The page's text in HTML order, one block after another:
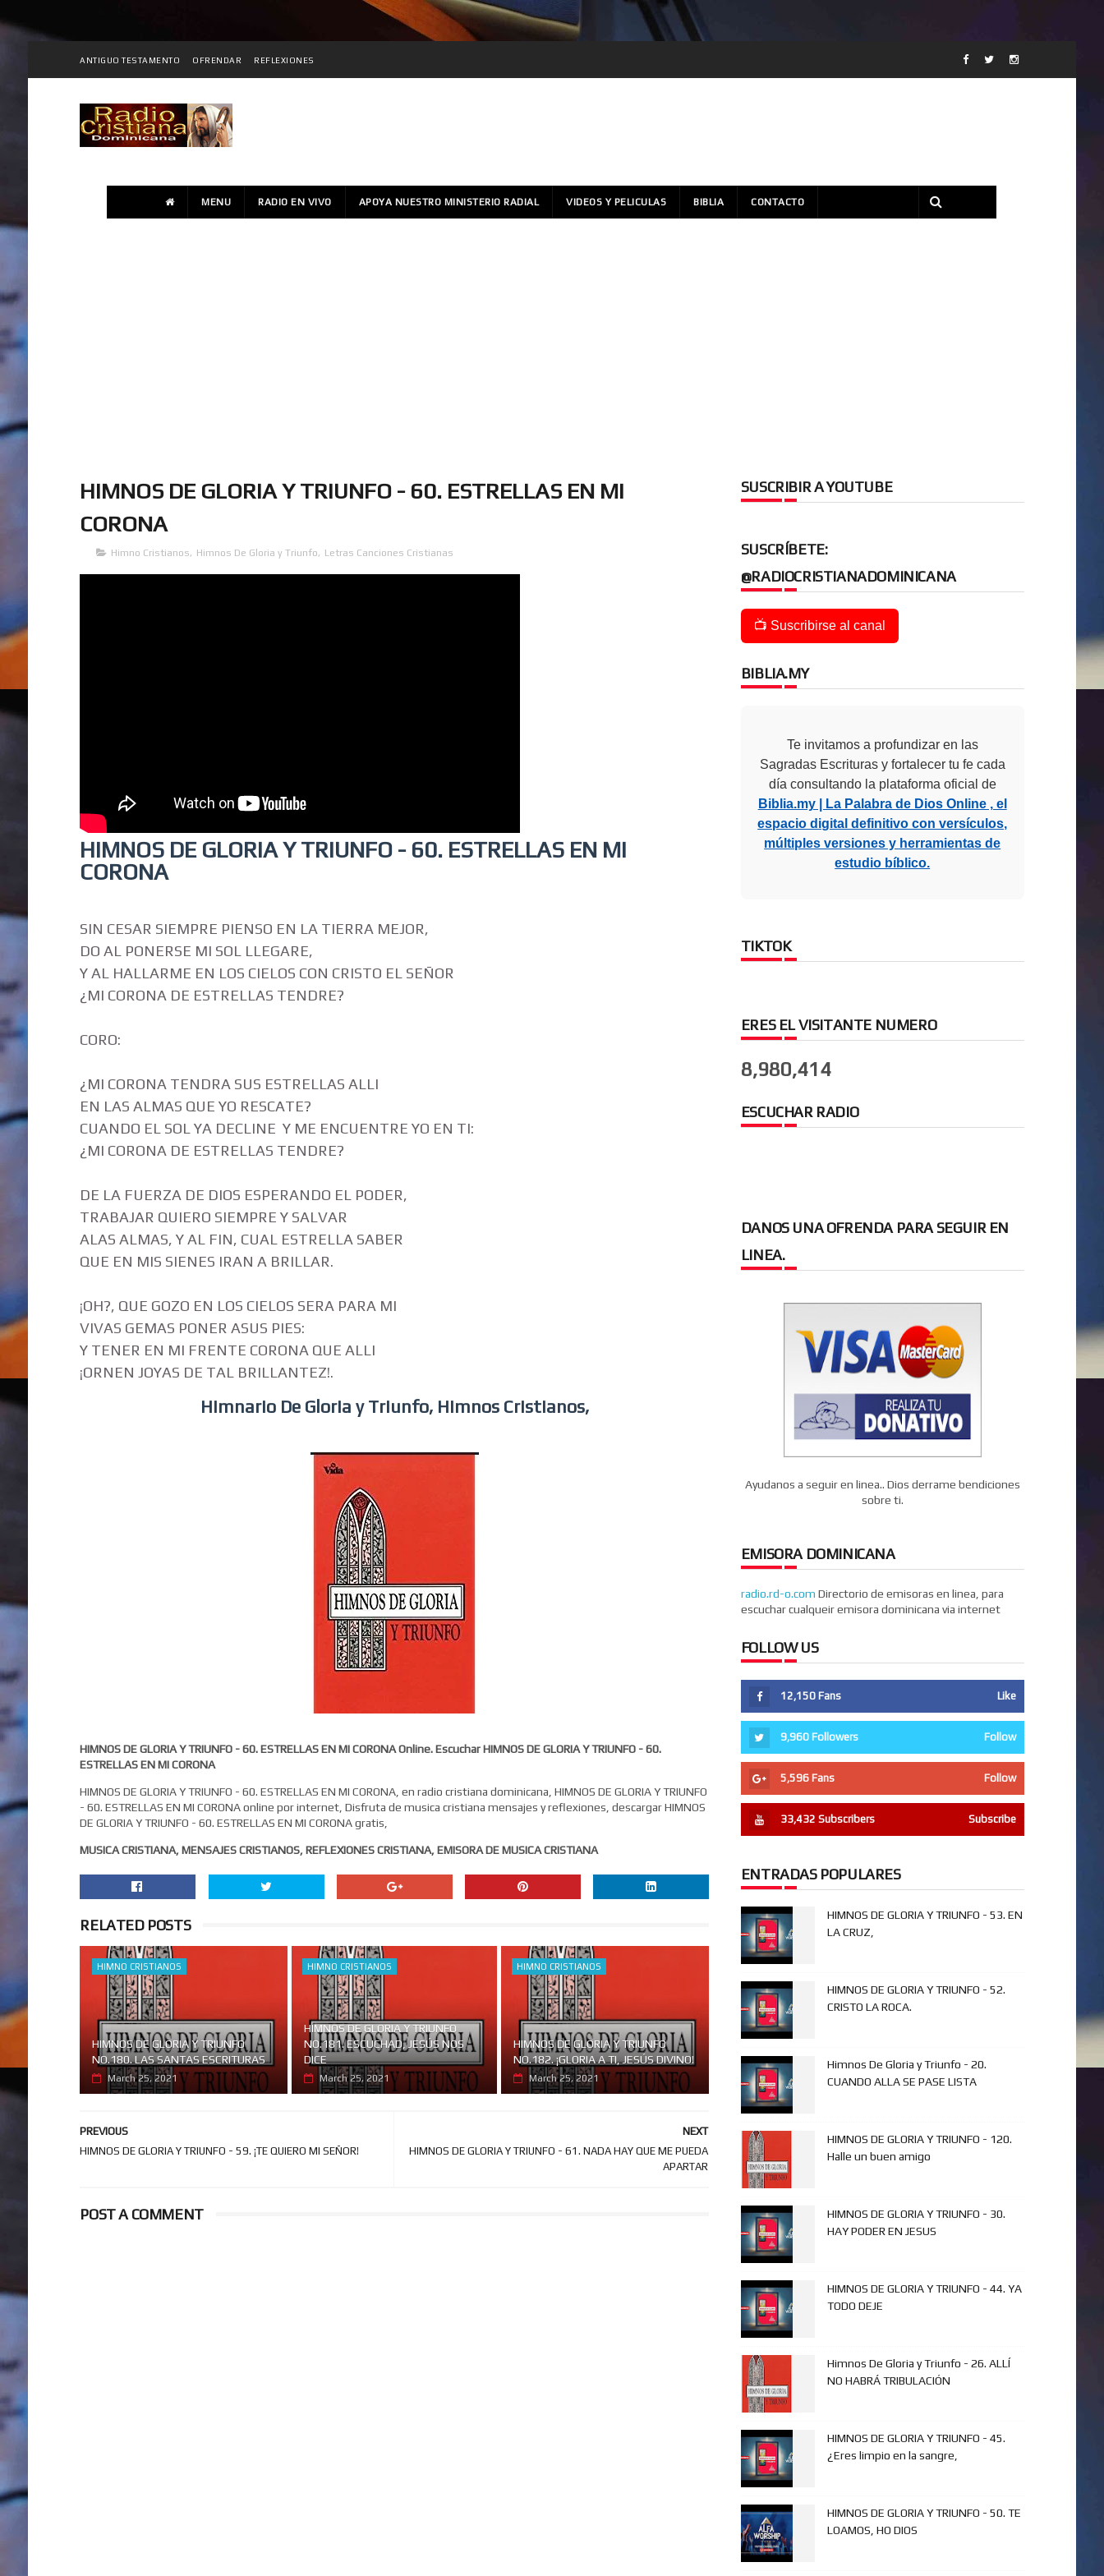
ANTIGUO TESTAMENTO OFRENDAR REFLEXIONES
MENU RADIO EN VIVO APOYA NUESTRO MINISTERIO RADIAL VIDEOS Y PELICULAS BIBLIA CONTACTO
HIMNOS DE GLORIA Y TRIUNFO - 60. ESTRELLAS EN MI
CORONA
Himno Cristianos, Himnos De Gloria y Triunfo, Letras Canciones Cristianas
HIMNOS DE GLORIA Y TRIUNFO - 60. ESTRELLAS EN MI
CORONA
SIN CESAR SIEMPRE PIENSO EN LA TIERRA MEJOR,
DO AL PONERSE MI SOL LLEGARE,
Y AL HALLARME EN LOS CIELOS CON CRISTO EL SEÑOR
¿MI CORONA DE ESTRELLAS TENDRE?
CORO:
¿MI CORONA TENDRA SUS ESTRELLAS ALLI
EN LAS ALMAS QUE YO RESCATE?
CUANDO EL SOL YA DECLINE Y ME ENCUENTRE YO EN TI:
¿MI CORONA DE ESTRELLAS TENDRE?
DE LA FUERZA DE DIOS ESPERANDO EL PODER,
TRABAJAR QUIERO SIEMPRE Y SALVAR
ALAS ALMAS, Y AL FIN, CUAL ESTRELLA SABER
QUE EN MIS SIENES IRAN A BRILLAR.
¡OH?, QUE GOZO EN LOS CIELOS SERA PARA MI
VIVAS GEMAS PONER ASUS PIES:
Y TENER EN MI FRENTE CORONA QUE ALLI
¡ORNEN JOYAS DE TAL BRILLANTEZ!.
Himnario De Gloria y Triunfo, Himnos Cristianos,
HIMNOS DE GLORIA Y TRIUNFO - 60. ESTRELLAS EN MI CORONA Online. Escuchar HIMNOS DE GLORIA Y TRIUNFO - 60.
ESTRELLAS EN MI CORONA
HIMNOS DE GLORIA Y TRIUNFO - 60. ESTRELLAS EN MI CORONA, en radio cristiana dominicana, HIMNOS DE GLORIA Y TRIUNFO
- 60. ESTRELLAS EN MI CORONA online por internet, Disfruta de musica cristiana mensajes y reflexiones, descargar HIMNOS
DE GLORIA Y TRIUNFO - 60. ESTRELLAS EN MI CORONA gratis,
MUSICA CRISTIANA, MENSAJES CRISTIANOS, REFLEXIONES CRISTIANA, EMISORA DE MUSICA CRISTIANA
RELATED POSTS
HIMNO CRISTIANOS
HIMNOS DE GLORIA Y TRIUNFO
NO.180. LAS SANTAS ESCRITURAS
March 25, 2021
HIMNO CRISTIANOS
HIMNOS DE GLORIA Y TRIUNFO
NO.181. ESCUCHAD, JESÚS NOS
DICE
March 25, 2021
HIMNO CRISTIANOS
HIMNOS DE GLORIA Y TRIUNFO
NO.182. ¡GLORIA A TI, JESÚS DIVINO!
March 25, 2021
NEXT
HIMNOS DE GLORIA Y TRIUNFO - 61. NADA HAY QUE ME PUEDA
APARTAR
PREVIOUS
HIMNOS DE GLORIA Y TRIUNFO - 59. ¡TE QUIERO MI SEÑOR!
POST A COMMENT
SUSCRIBIR A YOUTUBE
SUSCRÍBETE:
@RADIOCRISTIANADOMINICANA
📺 Suscribirse al canal
BIBLIA.MY
Te invitamos a profundizar en las
Sagradas Escrituras y fortalecer tu fe cada
día consultando la plataforma oficial de
Biblia.my | La Palabra de Dios Online , el
espacio digital definitivo con versículos,
múltiples versiones y herramientas de
estudio bíblico.
TIKTOK
ERES EL VISITANTE NUMERO
8,980,414
ESCUCHAR RADIO
DANOS UNA OFRENDA PARA SEGUIR EN
LINEA.
Ayudanos a seguir en linea.. Dios derrame bendiciones
sobre ti.
EMISORA DOMINICANA
radio.rd-o.com Directorio de emisoras en linea, para
escuchar cualqueir emisora dominicana via internet
FOLLOW US
12,150 Fans Like
9,960 Followers Follow
5,596 Fans Follow
33,432 Subscribers Subscribe
ENTRADAS POPULARES
HIMNOS DE GLORIA Y TRIUNFO - 53. EN
LA CRUZ,
HIMNOS DE GLORIA Y TRIUNFO - 52.
CRISTO LA ROCA.
Himnos De Gloria y Triunfo - 20.
CUANDO ALLA SE PASE LISTA
HIMNOS DE GLORIA Y TRIUNFO - 120.
Halle un buen amigo
HIMNOS DE GLORIA Y TRIUNFO - 30.
HAY PODER EN JESUS
HIMNOS DE GLORIA Y TRIUNFO - 44. YA
TODO DEJE
Himnos De Gloria y Triunfo - 26. ALLÍ
NO HABRÁ TRIBULACIÓN
HIMNOS DE GLORIA Y TRIUNFO - 45.
¿Eres limpio en la sangre,
HIMNOS DE GLORIA Y TRIUNFO - 50. TE
LOAMOS, HO DIOS